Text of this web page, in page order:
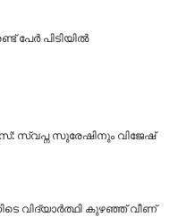
പേര്‍ പിടിയിൽ
സ്വപ്ന സുരേഷിനും വിജേഷ്‌
വിദ്യാർത്ഥി കുഴഞ്ഞ് വീണ്